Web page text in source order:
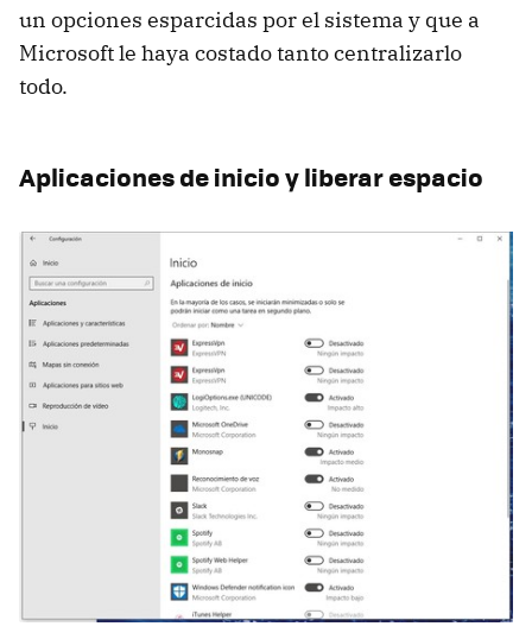
un opciones esparcidas por el sistema y que a
Microsoft le haya costado tanto centralizarlo
todo.
Aplicaciones de inicio y liberar espacio